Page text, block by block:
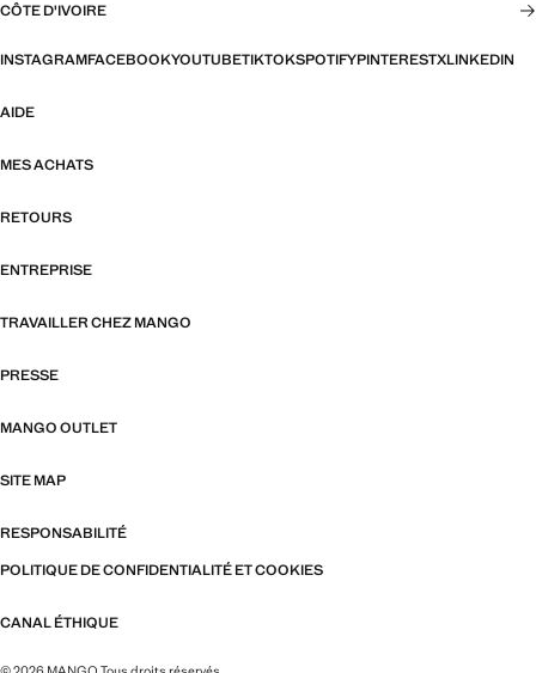
CÔTE D'IVOIRE
INSTAGRAMFACEBOOKYOUTUBETIKTOKSPOTIFYPINTERESTXLINKEDIN
AIDE
MES ACHATS
RETOURS
ENTREPRISE
TRAVAILLER CHEZ MANGO
PRESSE
MANGO OUTLET
SITE MAP
RESPONSABILITÉ
POLITIQUE DE CONFIDENTIALITÉ ET COOKIES
CANAL ÉTHIQUE